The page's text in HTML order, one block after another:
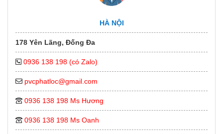
HÀ NỘI
178 Yên Lãng, Đống Đa
0936 138 198 (có Zalo)
pvcphatloc@gmail.com
0936 138 198 Ms Hương
0936 138 198 Ms Oanh